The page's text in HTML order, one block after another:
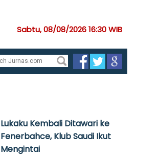
Sabtu, 08/08/2026 16:30 WIB
Lukaku Kembali Ditawari ke
Fenerbahce, Klub Saudi Ikut
Mengintai